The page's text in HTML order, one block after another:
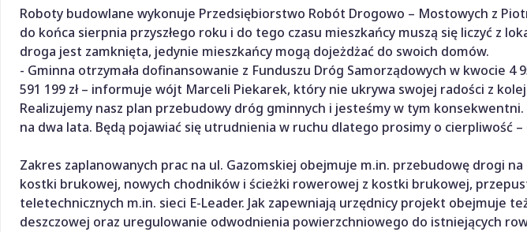
Roboty budowlane wykonuje Przedsiębiorstwo Robót Drogowo – Mostowych z
do końca sierpnia przyszłego roku i do tego czasu mieszkańcy muszą się liczyć z
droga jest zamknięta, jedynie mieszkańcy mogą dojeżdżać do swoich domów.
- Gminna otrzymała dofinansowanie z Funduszu Dróg Samorządowych w kwocie 4
591 199 zł – informuje wójt Marceli Piekarek, który nie ukrywa swojej radości z
Realizujemy nasz plan przebudowy dróg gminnych i jesteśmy w tym
na dwa lata. Będą pojawiać się utrudnienia w ruchu dlatego prosimy o cierpliwość
Zakres zaplanowanych prac na ul. Gazomskiej obejmuje m.in. przebudowę drogi
kostki brukowej, nowych chodników i ścieżki rowerowej z kostki brukowej,
teletechnicznych m.in. sieci E-Leader. Jak zapewniają urzędnicy projekt obejmuje
deszczowej oraz uregulowanie odwodnienia powierzchniowego do istniejących